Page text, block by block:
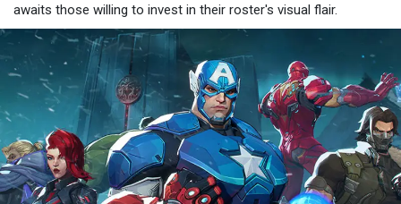
awaits those willing to invest in their roster's visual flair.